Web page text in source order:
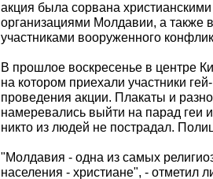
акция была сорвана
организациями Молдавии, а также
участниками вооруженного
В прошлое воскресенье в центре
на котором приехали участники
проведения акции. Плакаты и
намеревались выйти на парад геи
никто из людей не пострадал.
"Молдавия - одна из самых
населения - христиане", - отметил